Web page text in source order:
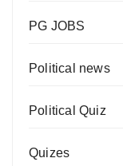
PG JOBS
Political news
Political Quiz
Quizes